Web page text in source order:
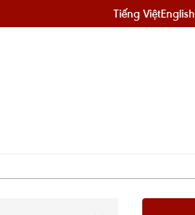
Tiếng ViệtEnglish